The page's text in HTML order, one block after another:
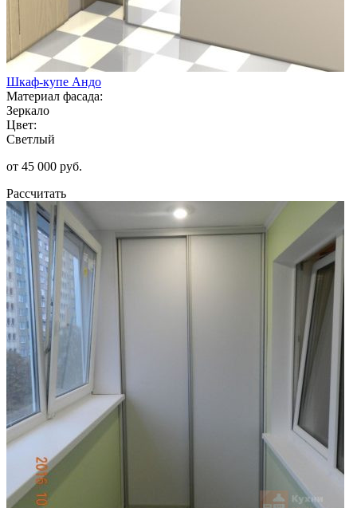
Шкаф-купе Андо
Материал фасада:
Зеркало
Цвет:
Светлый
от 45 000 руб.
Рассчитать